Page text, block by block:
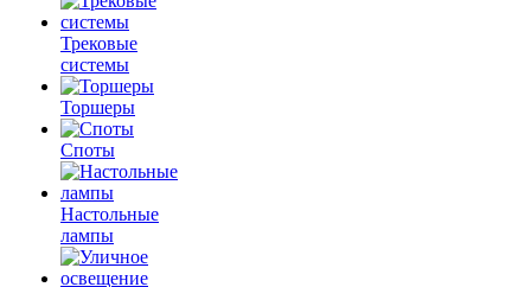
Трековые
системы
Торшеры
Споты
Настольные
лампы